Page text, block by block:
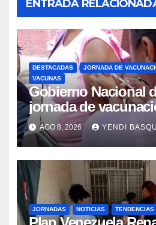
ENTRADA
DESTACADAS JORNADA DE
VACUNAS
Gobierno Nacional
jornada de
Guaira para
epidemiológica
AGO 8, 2026 YENDI
JORNADAS NOTICIAS TENDENCIAS